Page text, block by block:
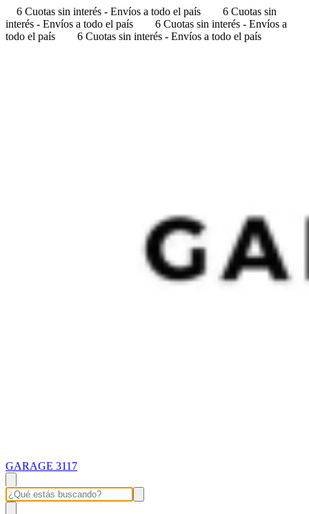
6 Cuotas sin interés - Envíos a todo el país
6 Cuotas sin
interés - Envíos a todo el país
6 Cuotas sin interés - Envíos a
todo el país
6 Cuotas sin interés - Envíos a todo el país
GARAGE 3117